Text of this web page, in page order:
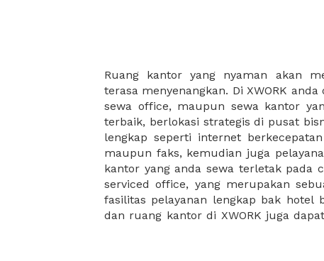
Ruang kantor yang nyaman akan
terasa menyenangkan. Di XWORK
sewa office, maupun sewa kantor
terbaik, berlokasi strategis di pusat
lengkap seperti internet
maupun faks, kemudian juga
kantor yang anda sewa terletak pada
serviced office, yang merupakan
fasilitas pelayanan lengkap bak hotel
dan ruang kantor di XWORK juga
legalitas usaha baru Anda, seperti
Perusahaan, Surat Izin Usaha
pendirian PT maupun akte
Sewa ruang kantor XWORK juga
kantor Anda, karena anda dapat
sewa, kemudian Anda dapat survey
kantor Anda, semuanya akan dibuat
kantor terbaik Anda, dan juga sewa